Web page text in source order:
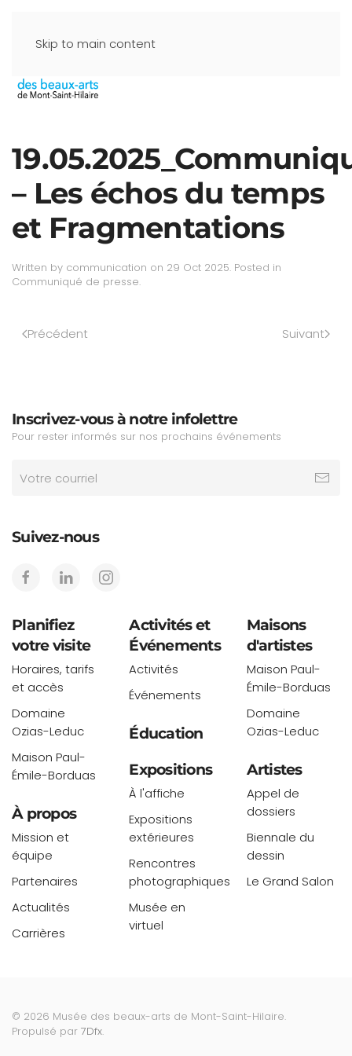
Skip to main content
– Les échos du temps
et Fragmentations
Written by communication on 29 Oct 2025. Posted in
Communiqué de presse.
Précédent Suivant
Inscrivez-vous à notre infolettre
Pour rester informés sur nos prochains événements
Suivez-nous
Planifiez
votre visite
Horaires, tarifs
et accès
Domaine
Ozias-Leduc
Maison Paul-
Émile-Borduas
À propos
Mission et
équipe
Partenaires
Actualités
Carrières
Activités et
Événements
Activités
Événements
Éducation
Expositions
À l'affiche
Expositions
extérieures
Rencontres
photographiques
Musée en
virtuel
Maisons
d'artistes
Maison Paul-
Émile-Borduas
Domaine
Ozias-Leduc
Artistes
Appel de
dossiers
Biennale du
dessin
Le Grand Salon
© 2026 Musée des beaux-arts de Mont-Saint-Hilaire.
Propulsé par 7Dfx.